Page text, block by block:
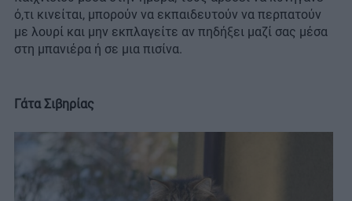
ό,τι κινείται, μπορούν να εκπαιδευτούν να περπατούν
με λουρί και μην εκπλαγείτε αν πηδήξει μαζί σας μέσα
στη μπανιέρα ή σε μια πισίνα.
Γάτα Σιβηρίας